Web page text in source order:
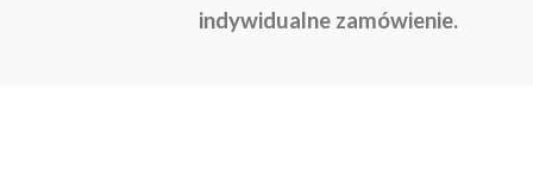
indywidualne zamówienie.